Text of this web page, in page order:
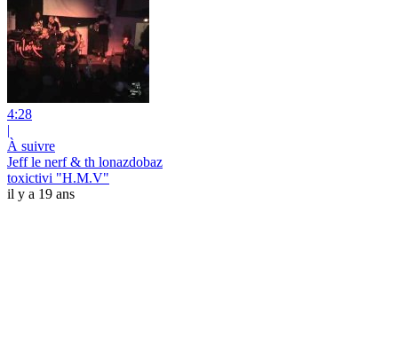
4:28
|
À suivre
Jeff le nerf & th lonazdobaz
toxictivi "H.M.V"
il y a 19 ans